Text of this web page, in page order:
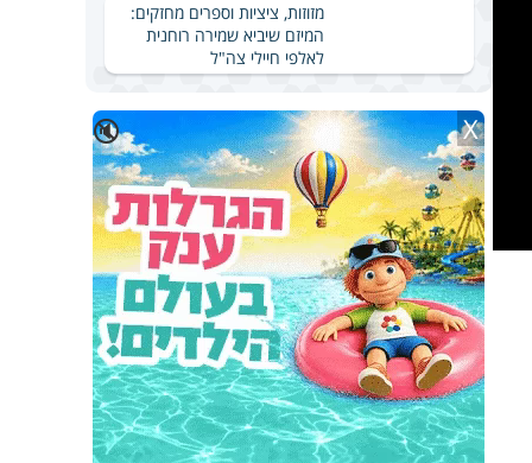
מזוזות, ציציות וספרים מחזקים:
המיזם שיביא שמירה רוחנית
לאלפי חיילי צה"ל
🔇 X